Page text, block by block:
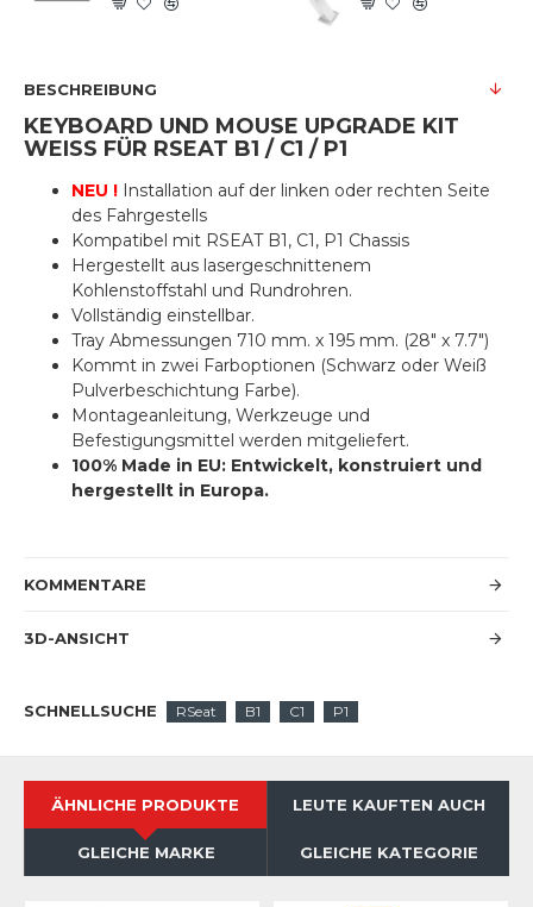
BESCHREIBUNG
KEYBOARD UND MOUSE UPGRADE KIT
WEISS FÜR RSEAT B1 / C1 / P1
NEU ! Installation auf der linken oder rechten Seite
des Fahrgestells
Kompatibel mit RSEAT B1, C1, P1 Chassis
Hergestellt aus lasergeschnittenem
Kohlenstoffstahl und Rundrohren.
Vollständig einstellbar.
Tray Abmessungen 710 mm. x 195 mm. (28" x 7.7")
Kommt in zwei Farboptionen (Schwarz oder Weiß
Pulverbeschichtung Farbe).
Montageanleitung, Werkzeuge und
Befestigungsmittel werden mitgeliefert.
100% Made in EU: Entwickelt, konstruiert und
hergestellt in Europa.
KOMMENTARE
3D-ANSICHT
SCHNELLSUCHE RSeat B1 C1 P1
ÄHNLICHE PRODUKTE LEUTE KAUFTEN AUCH
GLEICHE MARKE GLEICHE KATEGORIE